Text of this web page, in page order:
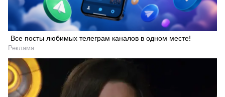
Все посты любимых телеграм каналов в одном месте!
Реклама